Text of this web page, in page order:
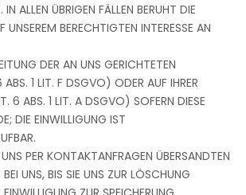
ALLEN ÜBRIGEN FÄLLEN BERUHT DIE
UNSEREM BERECHTIGTEN INTERESSE AN
DER AN UNS GERICHTETEN
1 LIT. F DSGVO) ODER AUF IHRER
6 ABS. 1 LIT. A DSGVO) SOFERN DIESE
DIE EINWILLIGUNG IST
PER KONTAKTANFRAGEN ÜBERSANDTEN
BEI UNS, BIS SIE UNS ZUR LÖSCHUNG